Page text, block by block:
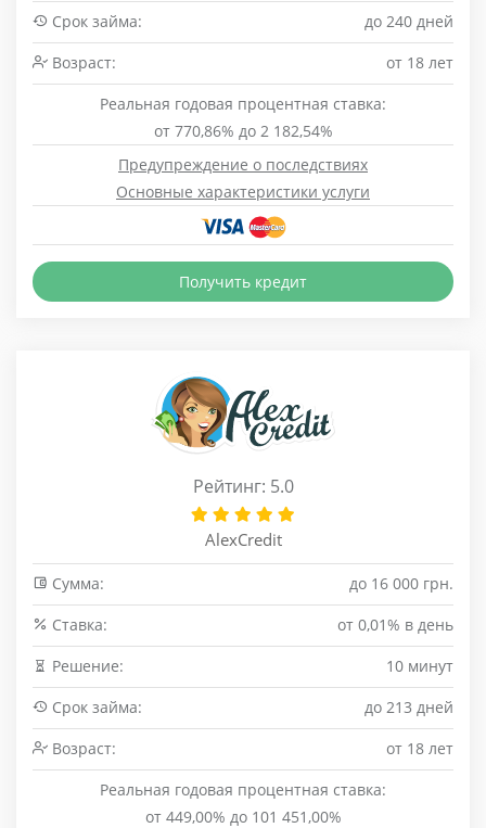
Срок займа:
до 240 дней
Возраст:
от 18 лет
Реальная годовая процентная ставка:
от 770,86% до 2 182,54%
Предупреждение о последствиях
Основные характеристики услуги
Получить кредит
Рейтинг: 5.0
AlexCredit
Сумма:
до 16 000 грн.
Cтавка:
от 0,01% в день
Решение:
10 минут
Срок займа:
до 213 дней
Возраст:
от 18 лет
Реальная годовая процентная ставка:
от 449,00% до 101 451,00%